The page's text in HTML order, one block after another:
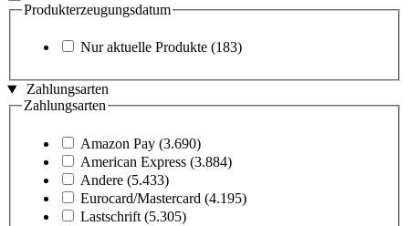
Produkterzeugungsdatum
Nur aktuelle Produkte (183)
Zahlungsarten
Zahlungsarten
Amazon Pay (3.690)
American Express (3.884)
Andere (5.433)
Eurocard/Mastercard (4.195)
Lastschrift (5.305)